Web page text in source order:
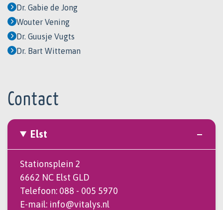
Dr. Gabie de Jong
Wouter Vening
Dr. Guusje Vugts
Dr. Bart Witteman
Contact
Elst
Stationsplein 2
6662 NC Elst GLD
Telefoon: 088 - 005 5970
E-mail: info@vitalys.nl